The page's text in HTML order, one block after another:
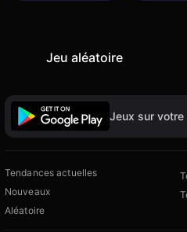
Jeu aléatoire
Jeux sur votre
Tendances actuelles
Nouveaux
Aléatoire